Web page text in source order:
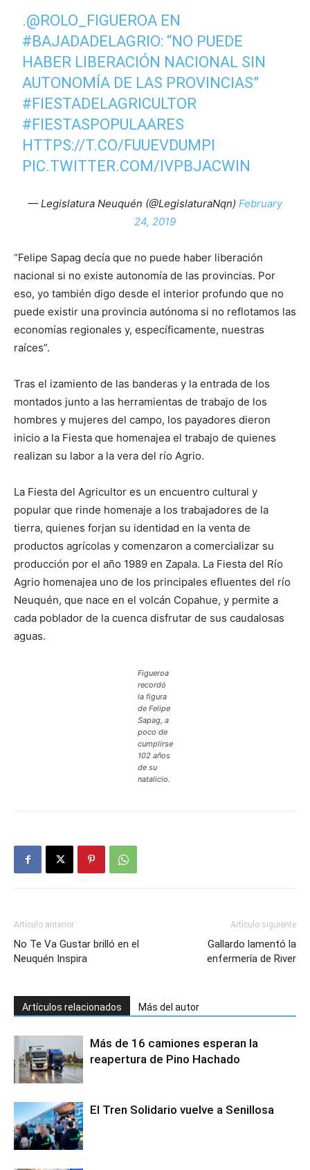
.@ROLO_FIGUEROA EN
#BAJADADELAGRIO: “NO PUEDE
HABER LIBERACIÓN NACIONAL SIN
AUTONOMÍA DE LAS PROVINCIAS”
#FIESTADELAGRICULTOR
#FIESTASPOPULAARES
HTTPS://T.CO/FUUEVDUMPI
PIC.TWITTER.COM/IVPBJACWIN
— Legislatura Neuquén (@LegislaturaNqn) February
24, 2019
“Felipe Sapag decía que no puede haber liberación
nacional si no existe autonomía de las provincias. Por
eso, yo también digo desde el interior profundo que no
puede existir una provincia autónoma si no reflotamos las
economías regionales y, específicamente, nuestras
raíces”.
Tras el izamiento de las banderas y la entrada de los
montados junto a las herramientas de trabajo de los
hombres y mujeres del campo, los payadores dieron
inicio a la Fiesta que homenajea el trabajo de quienes
realizan su labor a la vera del río Agrio.
La Fiesta del Agricultor es un encuentro cultural y
popular que rinde homenaje a los trabajadores de la
tierra, quienes forjan su identidad en la venta de
productos agrícolas y comenzaron a comercializar su
producción por el año 1989 en Zapala. La Fiesta del Río
Agrio homenajea uno de los principales efluentes del río
Neuquén, que nace en el volcán Copahue, y permite a
cada poblador de la cuenca disfrutar de sus caudalosas
aguas.
Figueroa
recordó
la figura
de Felipe
Sapag, a
poco de
cumplirse
102 años
de su
natalicio.
Artículo anterior
No Te Va Gustar brilló en el
Neuquén Inspira
Artículo siguiente
Gallardo lamentó la
enfermería de River
Artículos relacionados Más del autor
Más de 16 camiones esperan la
reapertura de Pino Hachado
El Tren Solidario vuelve a Senillosa